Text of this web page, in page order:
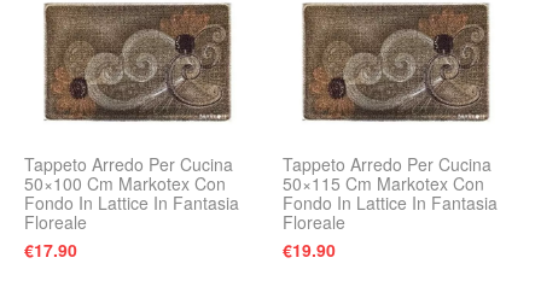
Tappeto Arredo Per Cucina
50×100 Cm Markotex Con
Fondo In Lattice In Fantasia
Floreale
€17.90
Tappeto Arredo Per Cucina
50×115 Cm Markotex Con
Fondo In Lattice In Fantasia
Floreale
€19.90